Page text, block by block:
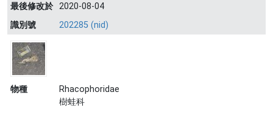
最後修改於 2020-08-04
識別號
202285 (nid)
物種
Rhacophoridae
樹蛙科